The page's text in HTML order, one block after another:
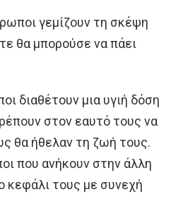
γεμίζουν τη σκέψη
θα μπορούσε να πάει
διαθέτουν μια υγιή δόση
στον εαυτό τους να
θα ήθελαν τη ζωή τους.
που ανήκουν στην άλλη
κεφάλι τους με συνεχή